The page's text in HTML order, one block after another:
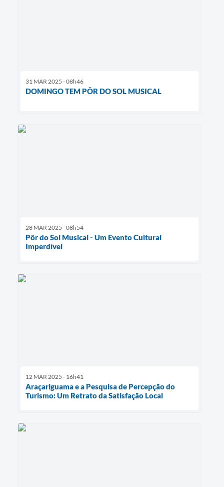
31 MAR 2025 - 08h46
DOMINGO TEM PÔR DO SOL MUSICAL
28 MAR 2025 - 08h54
Pôr do Sol Musical - Um Evento Cultural
Imperdível
12 MAR 2025 - 16h41
Araçariguama e a Pesquisa de Percepção do
Turismo: Um Retrato da Satisfação Local